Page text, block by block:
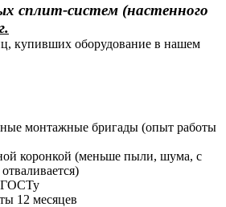
сплит-систем (настенного
купивших оборудование в нашем
монтажные бригады (опыт работы
коронкой (меньше пыли, шума, с
ГОСТу
12 месяцев